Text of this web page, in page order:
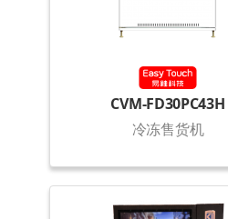
CVM-FD30PC43H
冷冻售货机